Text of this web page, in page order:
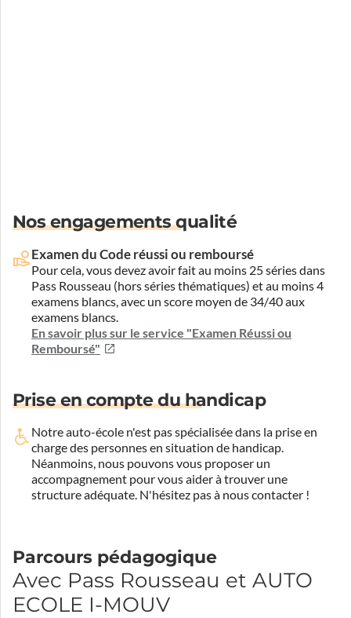
Nos engagements qualité
Examen du Code réussi ou remboursé
Pour cela, vous devez avoir fait au moins 25 séries dans
Pass Rousseau (hors séries thématiques) et au moins 4
examens blancs, avec un score moyen de 34/40 aux
examens blancs.
En savoir plus sur le service "Examen Réussi ou
Remboursé"
Prise en compte du handicap
Notre auto-école n'est pas spécialisée dans la prise en
charge des personnes en situation de handicap.
Néanmoins, nous pouvons vous proposer un
accompagnement pour vous aider à trouver une
structure adéquate. N'hésitez pas à nous contacter !
Parcours pédagogique
Avec Pass Rousseau et AUTO
ECOLE I-MOUV